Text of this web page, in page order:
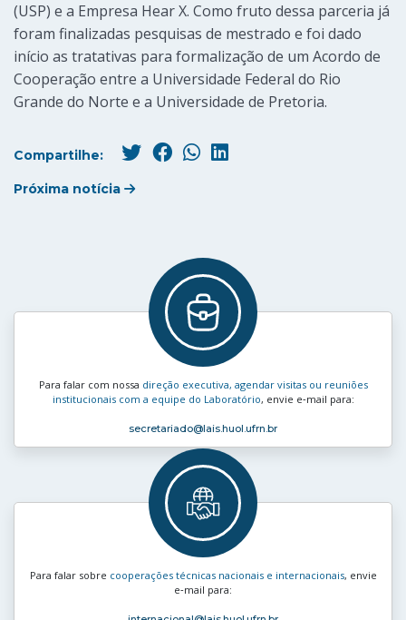
(USP) e a Empresa Hear X. Como fruto dessa parceria já
foram finalizadas pesquisas de mestrado e foi dado
início as tratativas para formalização de um Acordo de
Cooperação entre a Universidade Federal do Rio
Grande do Norte e a Universidade de Pretoria.
Compartilhe:
Próxima notícia
Para falar com nossa direção executiva, agendar visitas ou reuniões
institucionais com a equipe do Laboratório, envie e‑mail para:
secretariado@lais.huol.ufrn.br
Para falar sobre cooperações técnicas nacionais e internacionais, envie
e‑mail para: